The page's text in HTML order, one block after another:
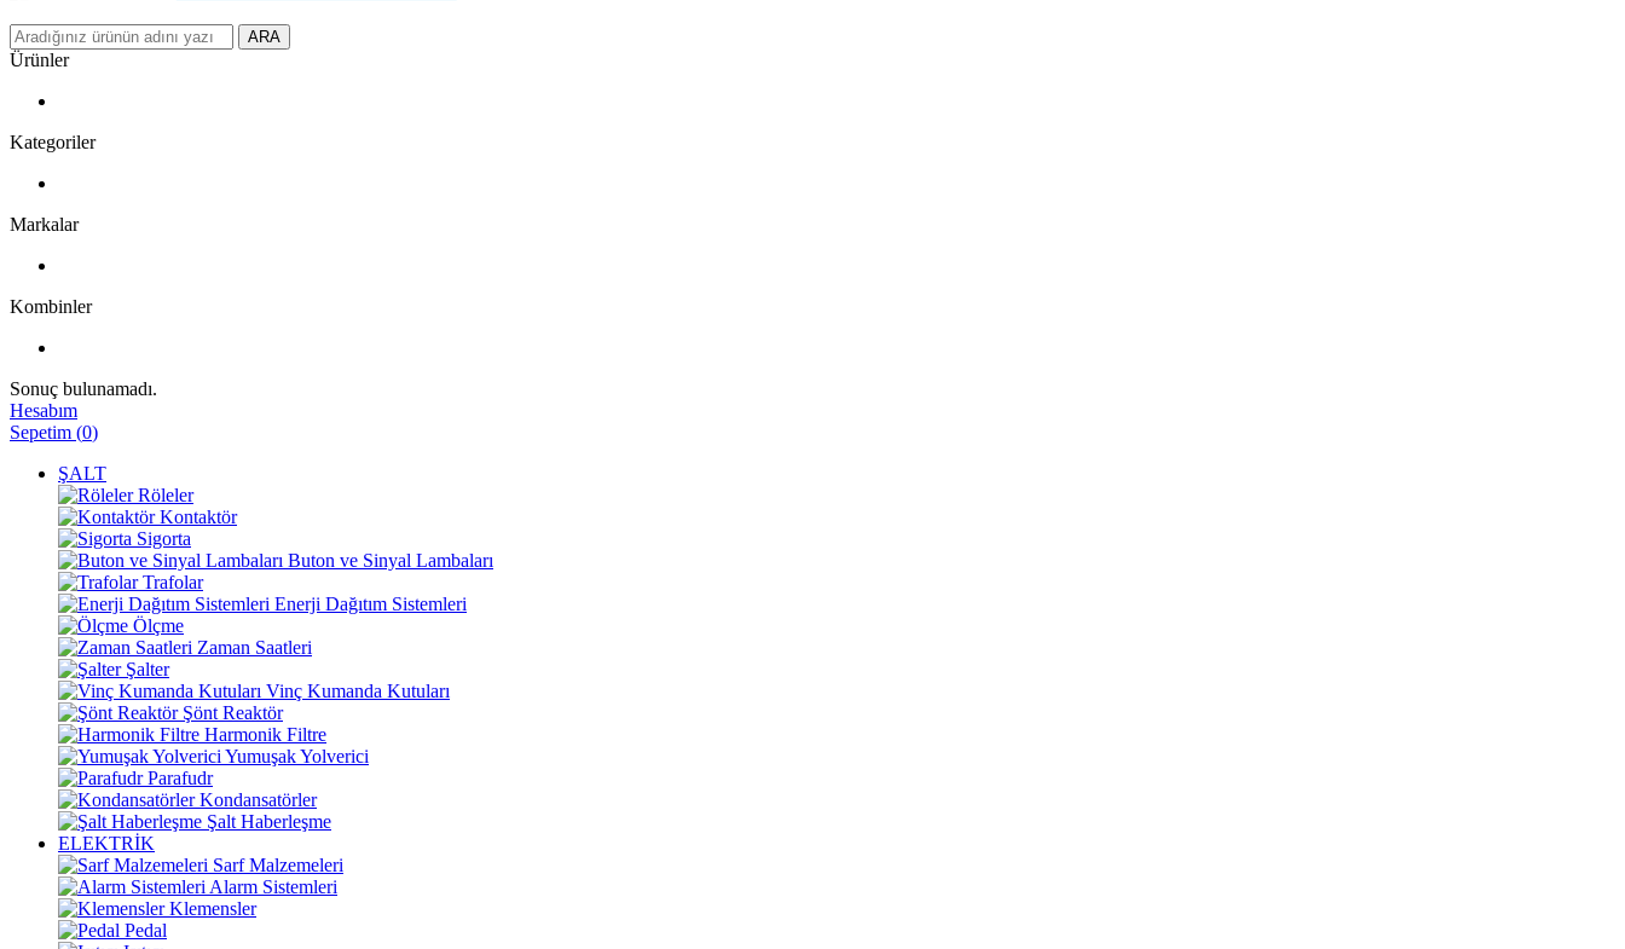
ARA
Ürünler
Kategoriler
Markalar
Kombinler
Sonuç bulunamadı.
Hesabım
Sepetim (0)
ŞALT
Röleler
Kontaktör
Sigorta
Buton ve Sinyal Lambaları
Trafolar
Enerji Dağıtım Sistemleri
Ölçme
Zaman Saatleri
Şalter
Vinç Kumanda Kutuları
Şönt Reaktör
Harmonik Filtre
Yumuşak Yolverici
Parafudr
Kondansatörler
Şalt Haberleşme
ELEKTRİK
Sarf Malzemeleri
Alarm Sistemleri
Klemensler
Pedal